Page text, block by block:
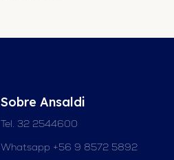
Sobre Ansaldi
Tel. 32 2544600
Whatsapp +56 9 8572 5892